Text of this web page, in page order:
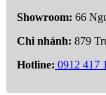
Showroom: 66
Chi nhánh: 879
Hotline: 0912 417